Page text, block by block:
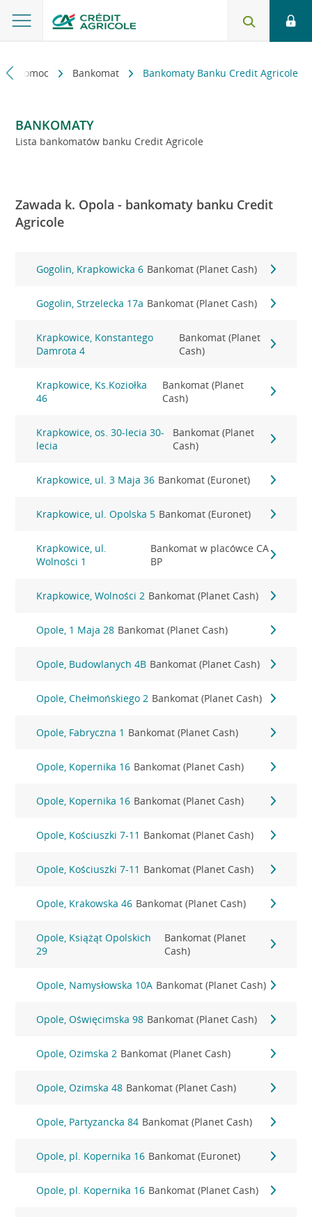
i pomoc Bankomat Bankomaty Banku Credit Agricole
BANKOMATY
Lista bankomatów banku Credit Agricole
Zawada k. Opola - bankomaty banku Credit
Agricole
Gogolin, Krapkowicka 6 Bankomat (Planet Cash)
Gogolin, Strzelecka 17a Bankomat (Planet Cash)
Krapkowice, Konstantego
Damrota 4
Bankomat (Planet
Cash)
Krapkowice, Ks.Koziołka
46
Bankomat (Planet
Cash)
Krapkowice, os. 30-lecia 30-
lecia
Bankomat (Planet
Cash)
Krapkowice, ul. 3 Maja 36 Bankomat (Euronet)
Krapkowice, ul. Opolska 5 Bankomat (Euronet)
Krapkowice, ul.
Wolności 1
Bankomat w placówce CA
BP
Krapkowice, Wolności 2 Bankomat (Planet Cash)
Opole, 1 Maja 28 Bankomat (Planet Cash)
Opole, Budowlanych 4B Bankomat (Planet Cash)
Opole, Chełmońskiego 2 Bankomat (Planet Cash)
Opole, Fabryczna 1 Bankomat (Planet Cash)
Opole, Kopernika 16 Bankomat (Planet Cash)
Opole, Kopernika 16 Bankomat (Planet Cash)
Opole, Kościuszki 7-11 Bankomat (Planet Cash)
Opole, Kościuszki 7-11 Bankomat (Planet Cash)
Opole, Krakowska 46 Bankomat (Planet Cash)
Opole, Książąt Opolskich
29
Bankomat (Planet
Cash)
Opole, Namysłowska 10A Bankomat (Planet Cash)
Opole, Oświęcimska 98 Bankomat (Planet Cash)
Opole, Ozimska 2 Bankomat (Planet Cash)
Opole, Ozimska 48 Bankomat (Planet Cash)
Opole, Partyzancka 84 Bankomat (Planet Cash)
Opole, pl. Kopernika 16 Bankomat (Euronet)
Opole, pl. Kopernika 16 Bankomat (Planet Cash)